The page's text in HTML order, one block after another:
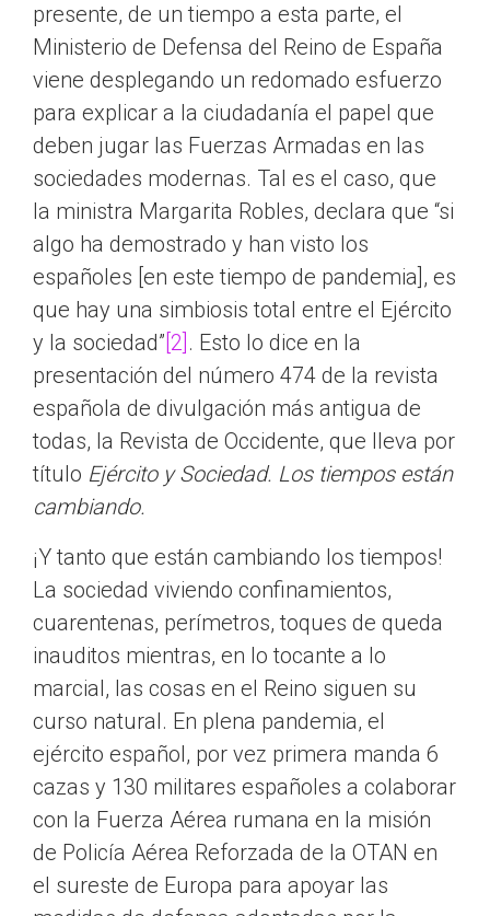
presente, de un tiempo a esta parte, el
Ministerio de Defensa del Reino de España
viene desplegando un redomado esfuerzo
para explicar a la ciudadanía el papel que
deben jugar las Fuerzas Armadas en las
sociedades modernas. Tal es el caso, que
la ministra Margarita Robles, declara que “si
algo ha demostrado y han visto los
españoles [en este tiempo de pandemia], es
que hay una simbiosis total entre el Ejército
y la sociedad”[2] . Esto lo dice en la
presentación del número 474 de la revista
española de divulgación más antigua de
todas, la Revista de Occidente, que lleva por
título Ejército y Sociedad. Los tiempos están
cambiando.
¡Y tanto que están cambiando los tiempos!
La sociedad viviendo confinamientos,
cuarentenas, perímetros, toques de queda
inauditos mientras, en lo tocante a lo
marcial, las cosas en el Reino siguen su
curso natural. En plena pandemia, el
ejército español, por vez primera manda 6
cazas y 130 militares españoles a colaborar
con la Fuerza Aérea rumana en la misión
de Policía Aérea Reforzada de la OTAN en
el sureste de Europa para apoyar las